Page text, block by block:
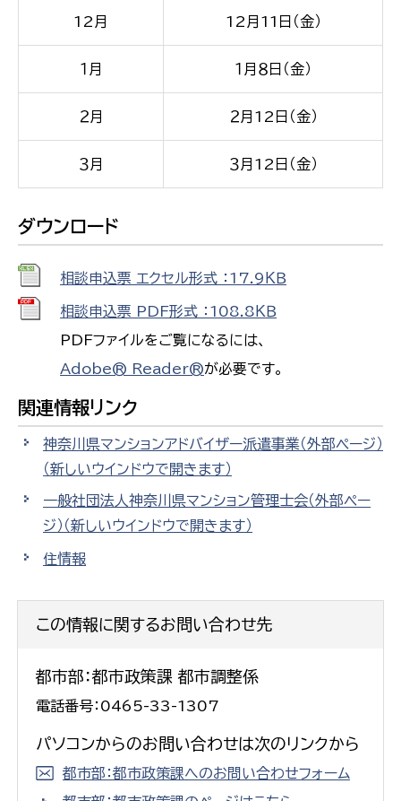
12月 12月11日（金）
１月 １月８日（金）
２月 ２月12日（金）
３月 ３月12日（金）
ダウンロード
相談申込票 エクセル形式 ：17.9ＫＢ
相談申込票 PDF形式 ：108.8ＫＢ
PDFファイルをご覧になるには、
Adobe® Reader®が必要です。
関連情報リンク
神奈川県マンションアドバイザー派遣事業（外部ページ）
（新しいウインドウで開きます）
一般社団法人神奈川県マンション管理士会（外部ペー
ジ） （新しいウインドウで開きます）
住情報
この情報に関するお問い合わせ先
都市部：都市政策課 都市調整係
電話番号：0465-33-1307
パソコンからのお問い合わせは次のリンクから
都市部：都市政策課へのお問い合わせフォーム